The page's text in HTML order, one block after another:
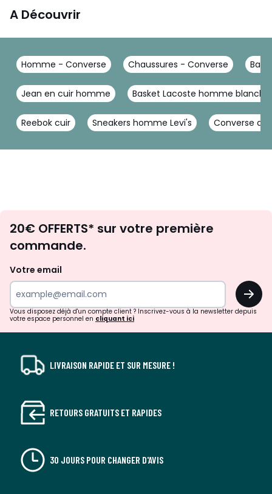
A Découvrir
Homme - Converse Chaussures - Converse
Jean en cuir homme Basket Lacoste homme blanche
Reebok cuir Sneakers homme Levi's Converse all
d'inspirations
surprises?
20€ OFFERTS* sur votre première
commande.
Votre email
OK
Vous disposez déjà d'un compte client ? Inscrivez-vous à la newsletter depuis
votre espace personnel en cliquant ici
LIVRAISON RAPIDE ET SUR MESURE !
RETOURS GRATUITS ET RAPIDES
30 JOURS POUR CHANGER D'AVIS